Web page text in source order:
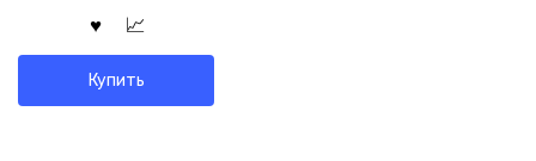
Купить